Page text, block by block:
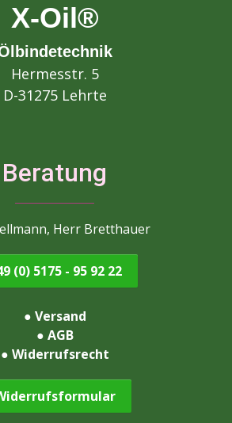
X-Oil®
Hermesstr. 5
D-31275 Lehrte
Beratung
Herr Bretthauer
(0) 5175 - 95 92 22
● Versand
● AGB
● Widerrufsrecht